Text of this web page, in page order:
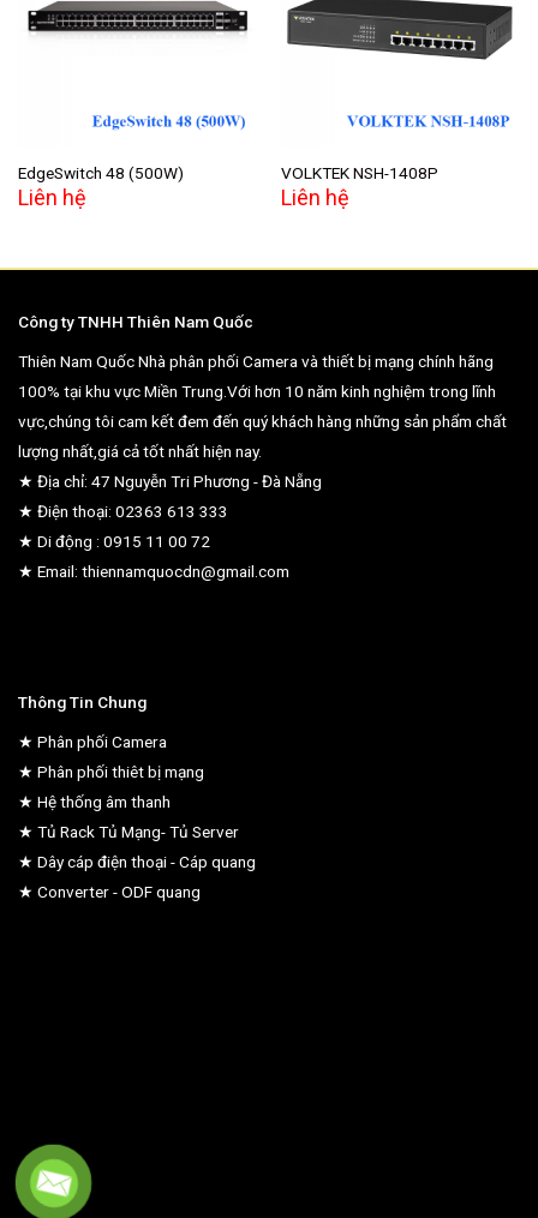
Add to
wishlist
EdgeSwitch 48 (500W)
Liên hệ
Add to
wishlist
VOLKTEK NSH-1408P
Liên hệ
Công ty TNHH Thiên Nam Quốc
Thiên Nam Quốc Nhà phân phối Camera và thiết bị mạng chính hãng
100% tại khu vực Miền Trung.Với hơn 10 năm kinh nghiệm trong lĩnh
vực,chúng tôi cam kết đem đến quý khách hàng những sản phẩm chất
lượng nhất,giá cả tốt nhất hiện nay.
★ Địa chỉ: 47 Nguyễn Tri Phương - Đà Nẵng
★ Điện thoại: 02363 613 333
★ Di động : 0915 11 00 72
★ Email: thiennamquocdn@gmail.com
Thông Tin Chung
★ Phân phối Camera
★ Phân phối thiêt bị mạng
★ Hệ thống âm thanh
★ Tủ Rack Tủ Mạng- Tủ Server
★ Dây cáp điện thoại - Cáp quang
★ Converter - ODF quang